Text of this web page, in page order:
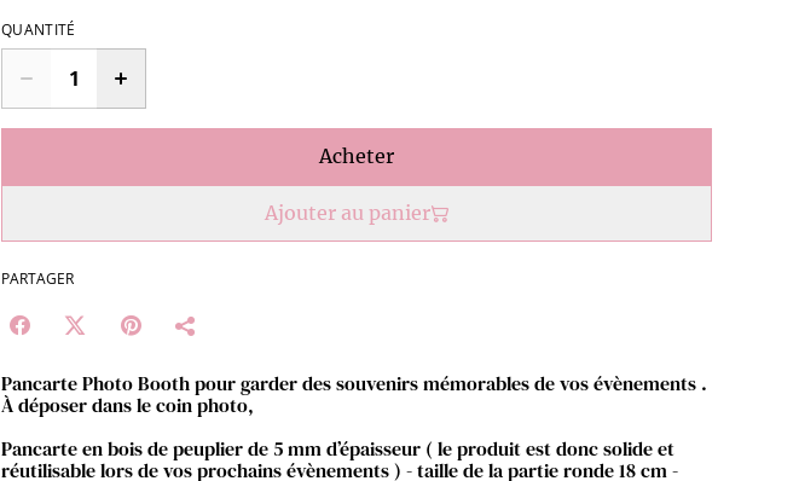
QUANTITÉ
Acheter
Ajouter au panier
PARTAGER
Pancarte Photo Booth pour garder des souvenirs mémorables de vos évènements .
À déposer dans le coin photo,
Pancarte en bois de peuplier de 5 mm d’épaisseur ( le produit est donc solide et
réutilisable lors de vos prochains évènements ) - taille de la partie ronde 18 cm -